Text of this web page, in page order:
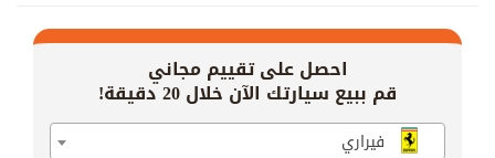
احصل على تقييم مجاني
قم ببيع سيارتك الآن خلال 20 دقيقة!
فيراري